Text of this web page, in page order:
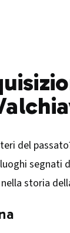
del
segnati
storia